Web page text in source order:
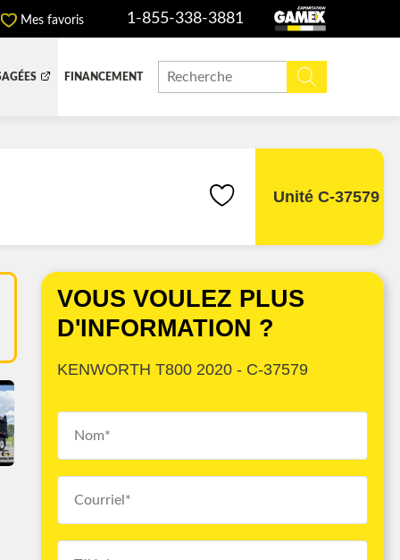
Mes favoris 1-855-338-3881
(DEF/DPF)
FINANCEMENT
Unité C-37579
VOUS VOULEZ PLUS
D'INFORMATION ?
KENWORTH T800 2020 - C-37579